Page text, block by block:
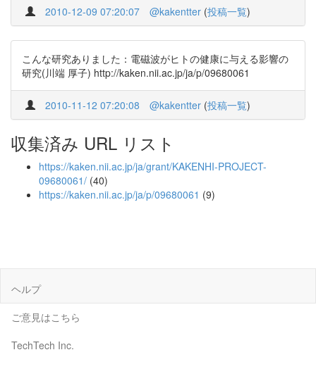
2010-12-09 07:20:07 @kakentter (投稿一覧)
こんな研究ありました：電磁波がヒトの健康に与える影響の
研究(川端 厚子) http://kaken.nii.ac.jp/ja/p/09680061
2010-11-12 07:20:08 @kakentter (投稿一覧)
収集済み URL リスト
https://kaken.nii.ac.jp/ja/grant/KAKENHI-PROJECT-
09680061/ (40)
https://kaken.nii.ac.jp/ja/p/09680061 (9)
ヘルプ
ご意見はこちら
TechTech Inc.